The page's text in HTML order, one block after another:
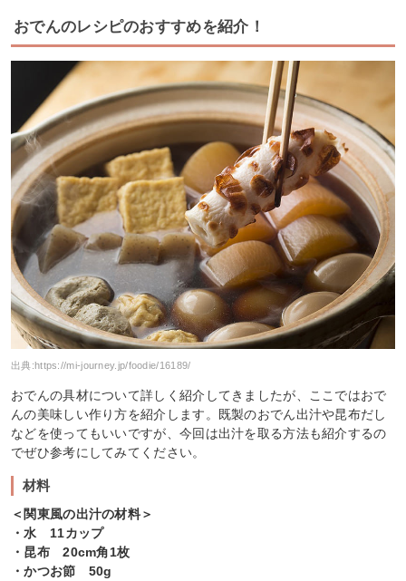
おでんのレシピのおすすめを紹介！
出典:https://mi-journey.jp/foodie/16189/
おでんの具材について詳しく紹介してきましたが、ここではおで
んの美味しい作り方を紹介します。既製のおでん出汁や昆布だし
などを使ってもいいですが、今回は出汁を取る方法も紹介するの
でぜひ参考にしてみてください。
材料
＜関東風の出汁の材料＞
・水 11カップ
・昆布 20cm角1枚
・かつお節 50g